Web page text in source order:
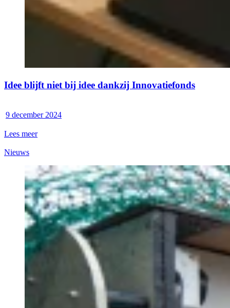
Idee blijft niet bij idee dankzij Innovatiefonds
9 december 2024
Lees meer
Nieuws